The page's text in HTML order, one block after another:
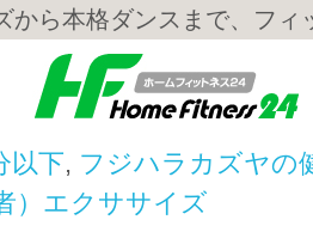
から本格ダンスまで、フィ
以下, フジハラカズヤの
）エクササイズ